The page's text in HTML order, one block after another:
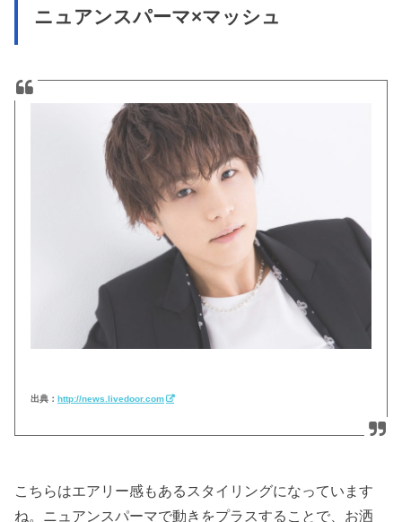
ニュアンスパーマ×マッシュ
出典：http://news.livedoor.com
こちらはエアリー感もあるスタイリングになっています
ね。ニュアンスパーマで動きをプラスすることで、お洒